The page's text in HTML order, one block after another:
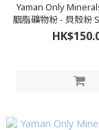
Yaman Only
胭脂礦物粉 - 貝殼粉
貨)